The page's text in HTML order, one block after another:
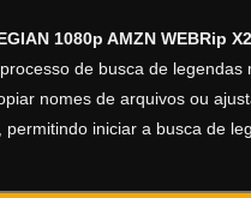
1080p AMZN WEBRip
de busca de
nomes de arquivos ou
iniciar a busca de